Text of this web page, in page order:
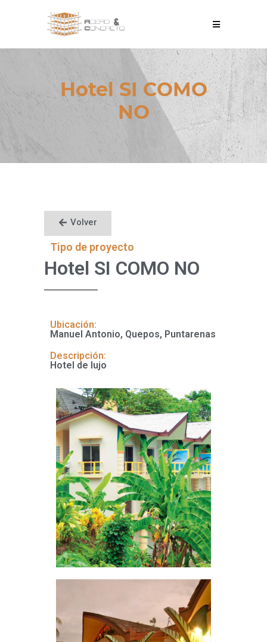
Hotel SI COMO
NO
Volver
Tipo de proyecto
Hotel SI COMO NO
Ubicación:
Manuel Antonio, Quepos, Puntarenas
Descripción:
Hotel de lujo